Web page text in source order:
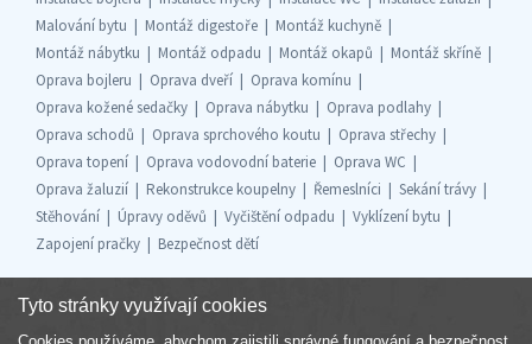
Malování bytu
Montáž digestoře
Montáž kuchyně
Montáž nábytku
Montáž odpadu Montáž okapů
Montáž skříně
Oprava bojleru
Oprava dveří
Oprava komínu
Oprava kožené sedačky
Oprava nábytku
Oprava podlahy
Oprava schodů
Oprava sprchového koutu
Oprava střechy
Oprava topení
Oprava vodovodní baterie
Oprava WC
Oprava žaluzií
Rekonstrukce koupelny Řemeslníci
Sekání trávy
Stěhování
Úpravy oděvů Vyčištění odpadu
Vyklízení bytu
Zapojení pračky
Bezpečnost dětí
Tyto stránky využívají cookies